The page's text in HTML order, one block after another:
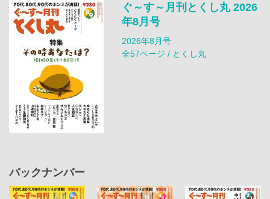
ぐ～す～月刊とくし丸 2026
年8月号
2026年8月号
全57ページ / とくし丸
バックナンバー